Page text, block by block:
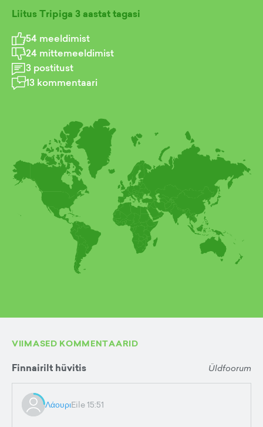
Liitus Tripiga 3 aastat tagasi
54 meeldimist
24 mittemeeldimist
3 postitust
13 kommentaari
VIIMASED KOMMENTAARID
Finnairilt hüvitis Üldfoorum
ΛάουριEile 15:51